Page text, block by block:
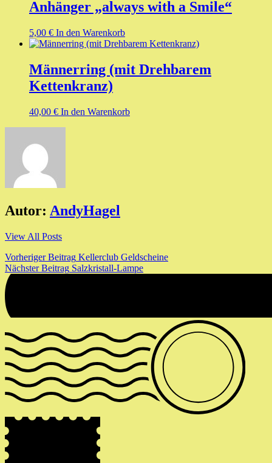
Anhänger „always with a Smile“
5,00 € In den Warenkorb
Männerring (mit Drehbarem
Kettenkranz)
40,00 € In den Warenkorb
Autor: AndyHagel
View All Posts
Beitragsnavigation
Vorheriger Beitrag Kellerclub Geldscheine
Nächster Beitrag Salzkristall-Lampe